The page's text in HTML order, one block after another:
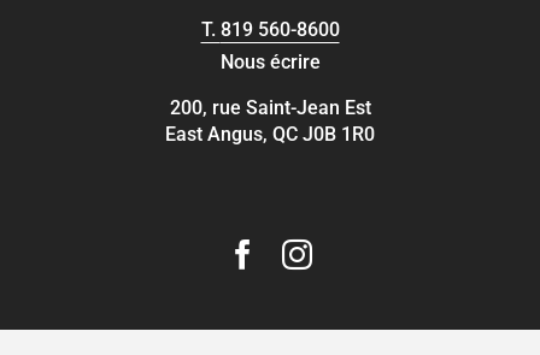
T. 819 560-8600
Nous écrire
200, rue Saint-Jean Est
East Angus, QC J0B 1R0